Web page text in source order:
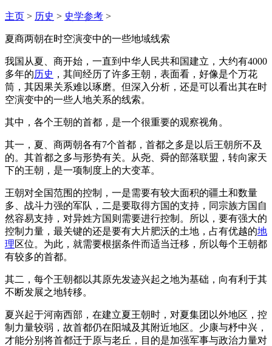
主页 > 历史 > 史学参考 >
夏商两朝在时空演变中的一些地域线索
我国从夏、商开始，一直到中华人民共和国建立，大约有4000
多年的历史 ，其间经历了许多王朝，表面看，好像是个万花
筒，其因果关系难以琢磨。但深入分析，还是可以看出其在时
空演变中的一些人地关系的线索。
其中，各个王朝的首都，是一个很重要的观察视角。
其一，夏、商两朝各有7个首都，首都之多是以后王朝所不及
的。其首都之多与形势有关。从尧、舜的部落联盟，转向家天
下的王朝，是一项制度上的大变革。
王朝对全国范围的控制，一是需要有较大面积的疆土和数量
多、战斗力强的军队，二是要取得方国的支持，同宗族方国自
然容易支持，对异姓方国则需要进行控制。所以，要有强大的
控制力量，最关键的还是要有大片肥沃的土地，占有优越的地
理区位。为此，就需要根据条件而适当迁移，所以每个王朝都
有较多的首都。
其二，每个王朝都以其原先发迹兴起之地为基础，向有利于其
不断发展之地转移。
夏兴起于河南西部，在建立夏王朝时，对夏集团以外地区，控
制力量较弱，故首都仍在阳城及其附近地区。少康与杼中兴，
才能分别将首都迁于原与老丘，目的是加强军事与政治力量对